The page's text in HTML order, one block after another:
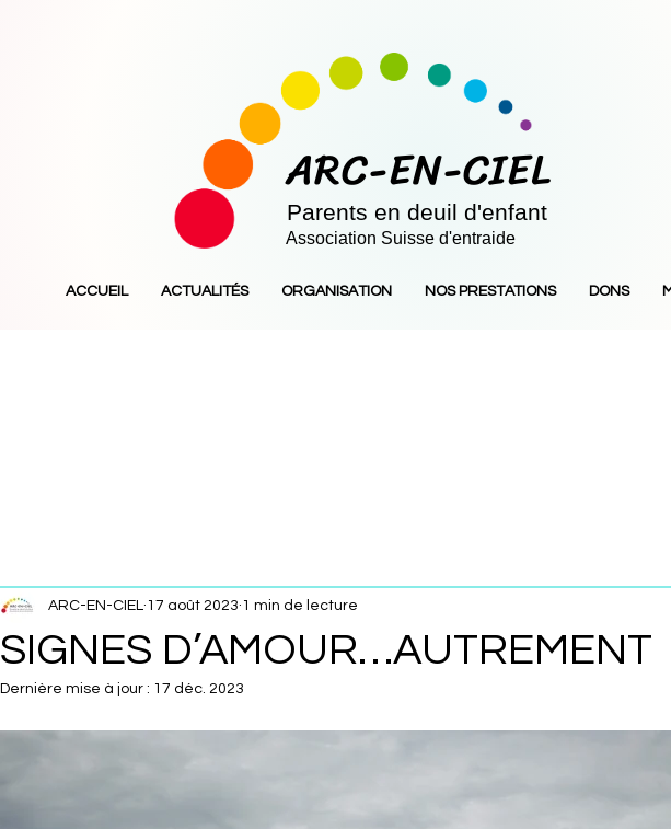
ARC-EN-CIEL
Parents en deuil d'enfant
Association Suisse d'entraide
ACCUEIL ACTUALITÉS ORGANISATION NOS PRESTATIONS DONS
SIGNES D’AMOUR…AUTREMENT
ARC-EN-CIEL 17 août 2023 1 min de lecture
Dernière mise à jour : 17 déc. 2023